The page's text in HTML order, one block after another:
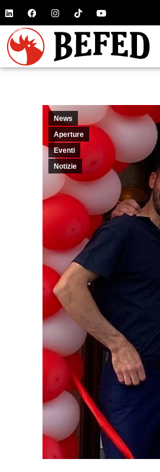
News
Aperture
Eventi
Notizie